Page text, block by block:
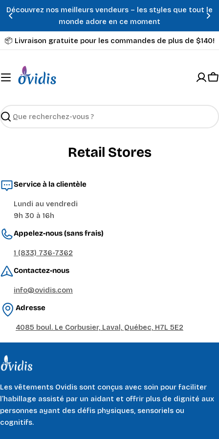
Passer
Découvrez nos meilleurs vendeurs – les styles que tout le
monde adore en ce moment
📦 Livraison gratuite pour les commandes de plus de $140!
Recherche
Retail Stores
Service à la clientèle
Lundi au vendredi
9h 30 à 16h
Appelez-nous (sans frais)
1 (833) 736-7362
Contactez-nous
info@ovidis.com
Adresse
4085 boul. Le Corbusier, Laval, Québec, H7L 5E2
Les vêtements Ovidis sont conçus avec soin pour faciliter
l’habillage assisté par un aidant et offrir plus de dignité aux
personnes ayant des défis physiques, sensoriels ou
cognitifs.